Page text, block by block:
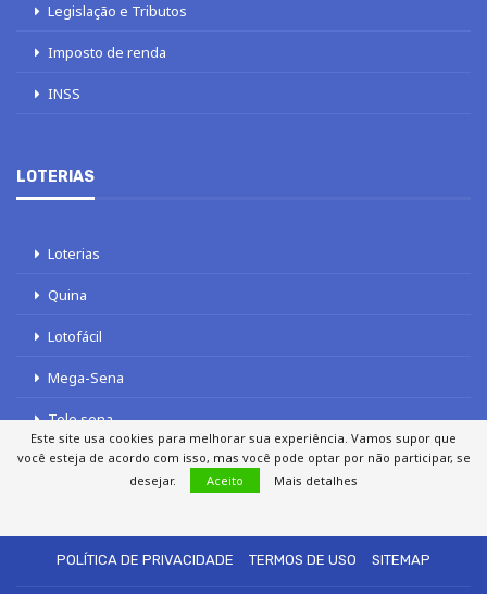
Legislação e Tributos
Imposto de renda
INSS
LOTERIAS
Loterias
Quina
Lotofácil
Mega-Sena
Tele sena
POLÍTICA DE PRIVACIDADE
TERMOS DE USO SITEMAP
Este site usa cookies para melhorar sua experiência. Vamos supor que
você esteja de acordo com isso, mas você pode optar por não participar, se
desejar.
Aceito Mais detalhes